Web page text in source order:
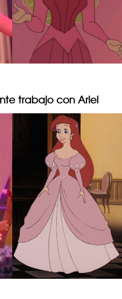
trabajo con Ariel